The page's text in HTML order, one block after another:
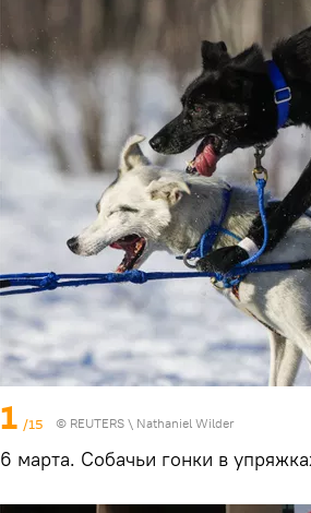
1 /15 © REUTERS \ Nathaniel Wilder
6 марта. Собачьи гонки в